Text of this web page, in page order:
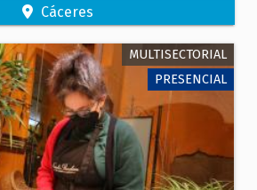
Cáceres
MULTISECTORIAL
PRESENCIAL